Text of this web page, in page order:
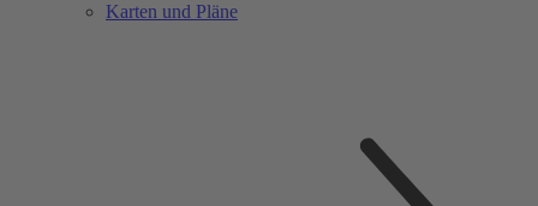
Karten und Pläne